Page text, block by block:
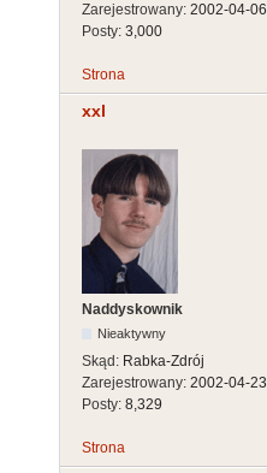
Zarejestrowany: 2002-04-06
Posty: 3,000
Strona
xxl
Naddyskownik
Nieaktywny
Skąd: Rabka-Zdrój
Zarejestrowany: 2002-04-23
Posty: 8,329
Strona